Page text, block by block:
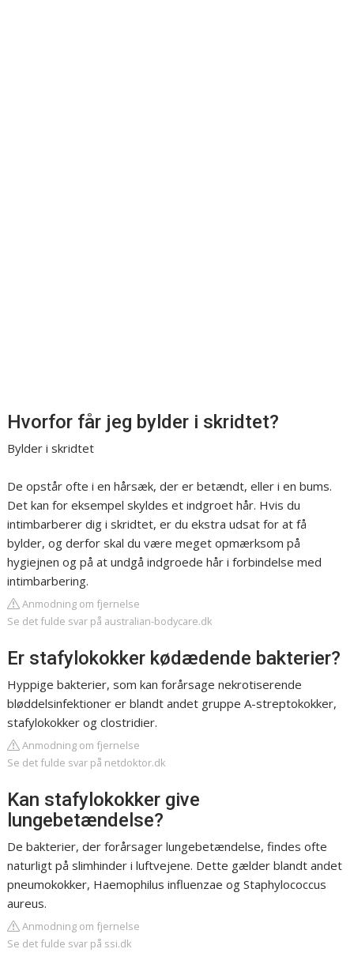
Hvorfor får jeg bylder i skridtet?
Bylder i skridtet
De opstår ofte i en hårsæk, der er betændt, eller i en bums.
Det kan for eksempel skyldes et indgroet hår. Hvis du
intimbarberer dig i skridtet, er du ekstra udsat for at få
bylder, og derfor skal du være meget opmærksom på
hygiejnen og på at undgå indgroede hår i forbindelse med
intimbarbering.
Anmodning om fjernelse
Se det fulde svar på australian-bodycare.dk
Er stafylokokker kødædende bakterier?
Hyppige bakterier, som kan forårsage nekrotiserende
bløddelsinfektioner er blandt andet gruppe A-streptokokker,
stafylokokker og clostridier.
Anmodning om fjernelse
Se det fulde svar på netdoktor.dk
Kan stafylokokker give
lungebetændelse?
De bakterier, der forårsager lungebetændelse, findes ofte
naturligt på slimhinder i luftvejene. Dette gælder blandt andet
pneumokokker, Haemophilus influenzae og Staphylococcus
aureus.
Anmodning om fjernelse
Se det fulde svar på ssi.dk